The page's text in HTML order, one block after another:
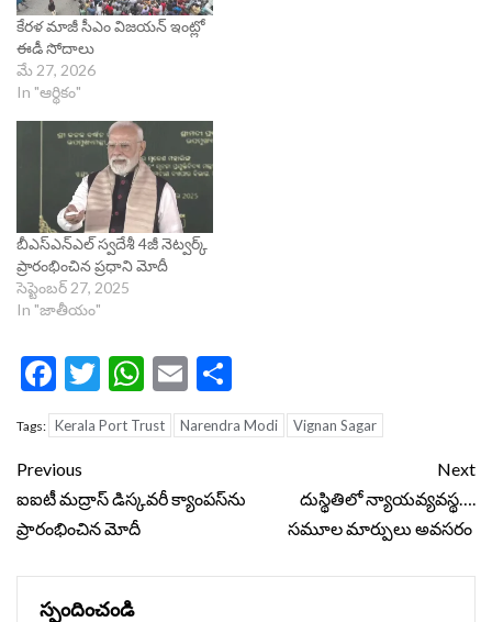
కేరళ మాజీ సీఎం విజయన్ ఇంట్లో
ఈడీ సోదాలు
మే 27, 2026
In "ఆర్థికం"
బీఎస్ఎన్ఎల్ స్వ‌దేశీ 4జీ నెట్వ‌ర్క్
ప్రారంభించిన ప్ర‌ధాని మోదీ
సెప్టెంబర్ 27, 2025
In "జాతీయం"
Facebook
Twitter
WhatsApp
Email
Tags: Kerala Port Trust Narendra Modi Vignan Sagar
Continue
Reading
Previous
ఐఐటీ మద్రాస్‌ డిస్కవరీ క్యాంపస్‌ను
ప్రారంభించిన మోదీ
Next
దుస్థితిలో న్యాయవ్యవస్థ….
సమూల మార్పులు అవసరం
స్పందించండి